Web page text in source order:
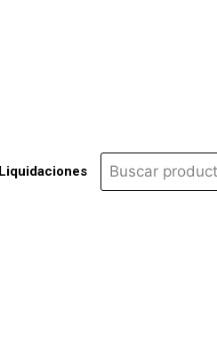
Liquidaciones
Buscar
por: